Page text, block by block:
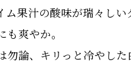
ム果汁の酸味が瑞々し
も爽やか。
勿論、キリっと冷やした